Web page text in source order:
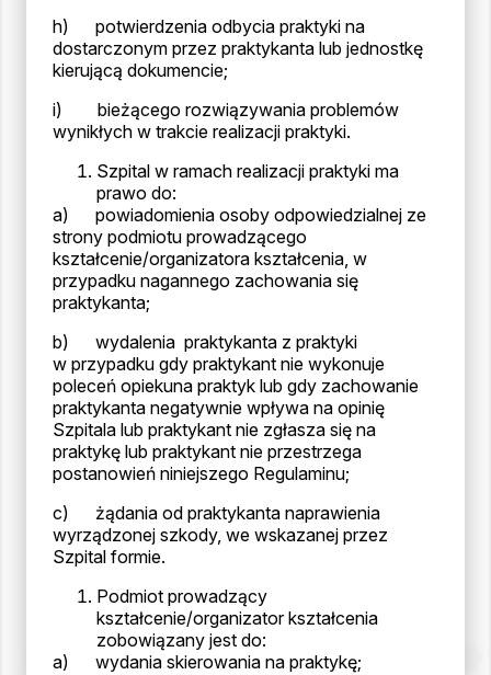
h) potwierdzenia odbycia praktyki na
dostarczonym przez praktykanta lub jednostkę
kierującą dokumencie;
i) bieżącego rozwiązywania problemów
wynikłych w trakcie realizacji praktyki.
Szpital w ramach realizacji praktyki ma
prawo do:
a) powiadomienia osoby odpowiedzialnej ze
strony podmiotu prowadzącego
kształcenie/organizatora kształcenia, w
przypadku nagannego zachowania się
praktykanta;
b) wydalenia praktykanta z praktyki
w przypadku gdy praktykant nie wykonuje
poleceń opiekuna praktyk lub gdy zachowanie
praktykanta negatywnie wpływa na opinię
Szpitala lub praktykant nie zgłasza się na
praktykę lub praktykant nie przestrzega
postanowień niniejszego Regulaminu;
c) żądania od praktykanta naprawienia
wyrządzonej szkody, we wskazanej przez
Szpital formie.
Podmiot prowadzący
kształcenie/organizator kształcenia
zobowiązany jest do:
a) wydania skierowania na praktykę;